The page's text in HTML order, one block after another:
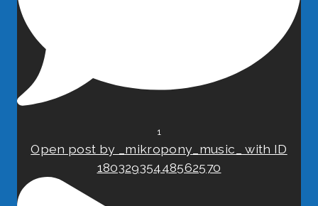
1
Open post by _mikropony_music_ with ID
18032935448562570